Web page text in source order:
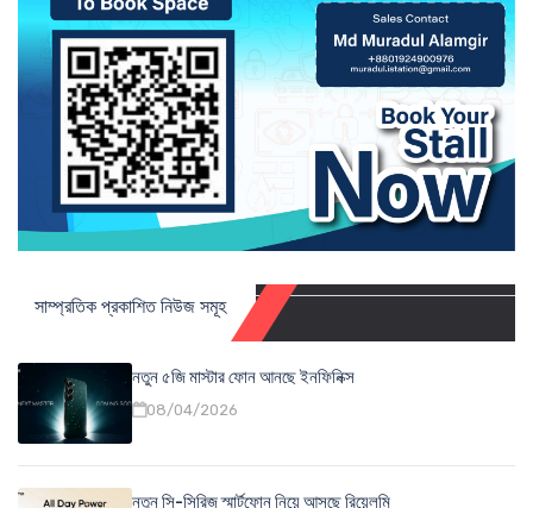
সাম্প্রতিক প্রকাশিত নিউজ সমূহ
নতুন ৫জি মাস্টার ফোন আনছে ইনফিনিক্স
08/04/2026
নতুন সি-সিরিজ স্মার্টফোন নিয়ে আসছে রিয়েলমি